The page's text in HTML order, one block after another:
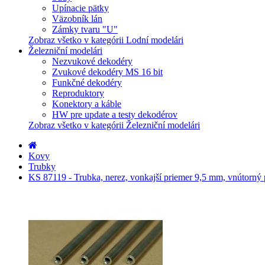
Upínacie pätky
Väzobník lán
Zámky tvaru "U"
Zobraz všetko v kategórii Lodní modelári
Železniční modelári
Nezvukové dekodéry
Zvukové dekodéry MS 16 bit
Funkčné dekodéry
Reproduktory
Konektory a káble
HW pre update a testy dekodérov
Zobraz všetko v kategórii Železniční modelári
Kovy
Trubky
KS 87119 - Trubka, nerez, vonkajší priemer 9,5 mm,